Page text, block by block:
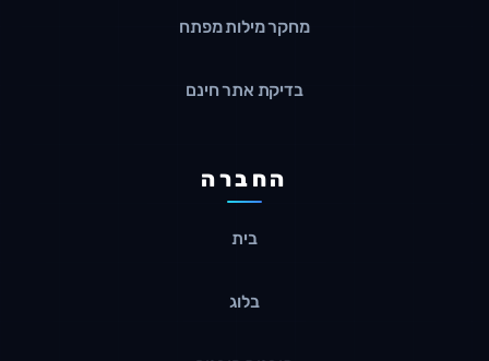
מחקר מילות מפתח
בדיקת אתר חינם
החברה
בית
בלוג